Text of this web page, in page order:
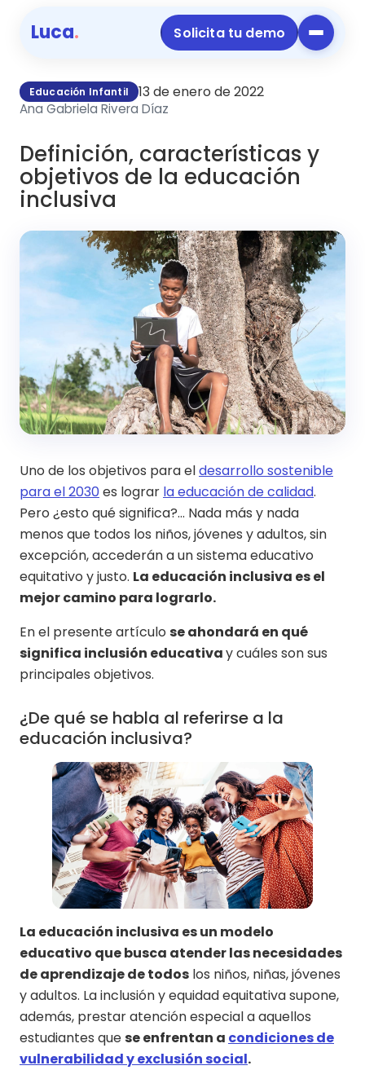
Luca. Solicita tu demo
Educación Infantil 13 de enero de 2022
Ana Gabriela Rivera Díaz
Definición, características y
objetivos de la educación
inclusiva
Uno de los objetivos para eldesarrollo sostenible
para el 2030es lograr la educación de calidad.
Pero ¿esto qué significa?... Nada más y nada
menos que todos los niños, jóvenes y adultos, sin
excepción, accederán a un sistema educativo
equitativo y justo. La educación inclusiva es el
mejor camino para lograrlo.
En el presente artículo se ahondará en qué
significa inclusión educativay cuáles son sus
principales objetivos.
¿De qué se habla al referirse a la
educación inclusiva?
La educación inclusiva es un modelo
educativo que busca atender las necesidades
de aprendizaje de todos los niños, niñas, jóvenes
y adultos. La inclusión y equidad equitativa supone,
además, prestar atención especial a aquellos
estudiantes quese enfrentan a condiciones de
vulnerabilidad y exclusión social.